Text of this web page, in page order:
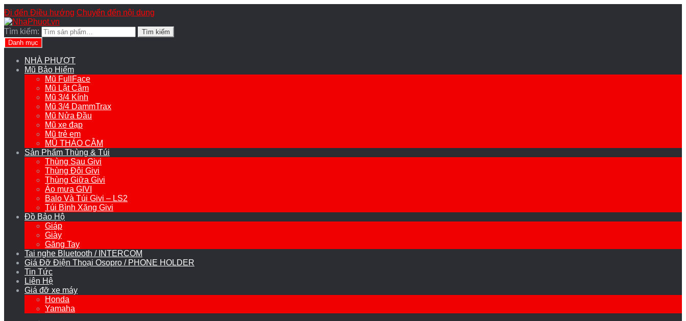
Đi đến Điều hướng Chuyển đến nội dung
Tìm kiếm:
Tìm kiếm
Danh mục
NHÀ PHƯỢT
Mũ Bảo Hiểm
Mũ FullFace
Mũ Lật Cằm
Mũ 3/4 Kính
Mũ 3/4 DammTrax
Mũ Nửa Đầu
Mũ xe đạp
Mũ trẻ em
MŨ THÁO CẰM
Sản Phẩm Thùng & Túi
Thùng Sau Givi
Thùng Đôi Givi
Thùng Giữa Givi
Áo mưa GIVI
Balo Và Túi Givi – LS2
Túi Bình Xăng Givi
Đồ Bảo Hộ
Giáp
Giày
Găng Tay
Tai nghe Bluetooth / INTERCOM
Giá Đỡ Điện Thoại Osopro / PHONE HOLDER
Tin Tức
Liên Hệ
Giá đỡ xe máy
Honda
Yamaha